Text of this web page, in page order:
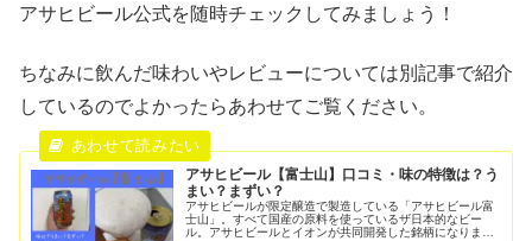
アサヒビール公式を随時チェックしてみましょう！
ちなみに飲んだ味わいやレビューについては別記事で紹介
しているのでよかったらあわせてご覧ください。
アサヒビール【富士山】口コミ・味の特徴は？う
まい？まずい？
アサヒビールが限定醸造で製造している「アサヒビール富
士山」。すべて国産の原料を使っているザ日本的なビー
ル。アサヒビールとイオンが共同開発した銘柄になりま